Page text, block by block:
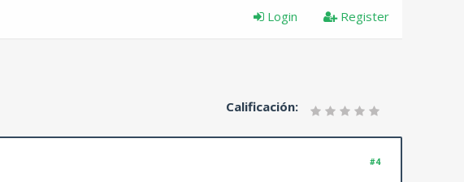
Register
Login
Calificación:
#4